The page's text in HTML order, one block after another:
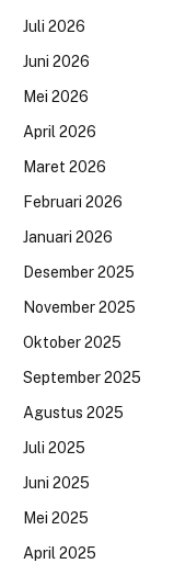
Juli 2026
Juni 2026
Mei 2026
April 2026
Maret 2026
Februari 2026
Januari 2026
Desember 2025
November 2025
Oktober 2025
September 2025
Agustus 2025
Juli 2025
Juni 2025
Mei 2025
April 2025